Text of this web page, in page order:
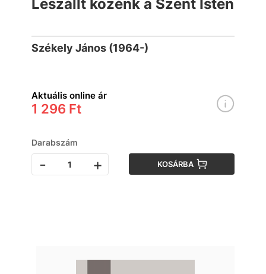
Leszállt közénk a Szent Isten
Székely János (1964-)
Aktuális online ár
1 296 Ft
Darabszám
- + KOSÁRBA